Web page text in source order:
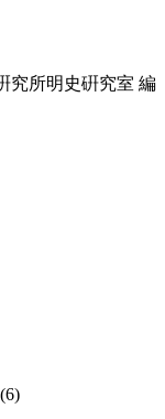
究所明史硏究室 編
(6)